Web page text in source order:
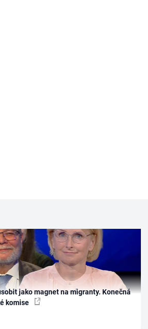
jako magnet na migranty. Konečná
komise